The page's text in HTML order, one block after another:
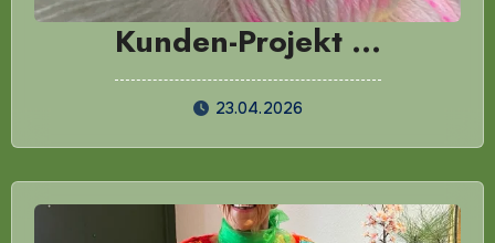
Kunden-Projekt …
23.04.2026